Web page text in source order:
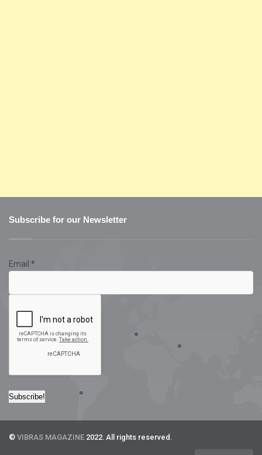
Subscribe for our Newsletter
Email *
© VIBRAS MAGAZINE 2022. All rights reserved.